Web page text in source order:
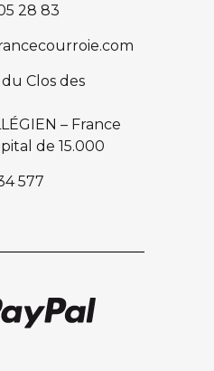
28 83
Clos des
– France
de 15.000
577